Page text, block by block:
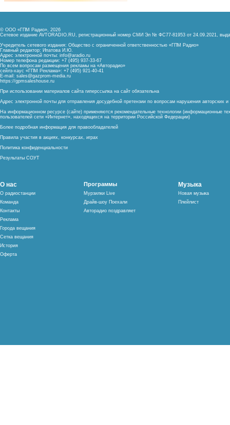
© ООО «ГПМ Радио», 2026
Сетевое издание AVTORADIO.RU, регистрационный номер СМИ Эл № ФС77-81953 от 24.09.2021,
Учредитель сетевого издания: Общество с ограниченной ответственностью «ГПМ Радио»
Главный редактор: Ипатова И.Ю.
Адрес электронной почты: info@aradio.ru
Номер телефона редакции: +7 (495) 937-33-67
По всем вопросам размещения рекламы на «Авторадио»
сейлз-хаус «ГПМ Реклама»: +7 (495) 921-40-41
E-mail: sales@gazprom-media.ru
https://gpmsaleshouse.ru
При использовании материалов сайта гиперссылка на сайт обязательна
Адрес электронной почты для отправления досудебной претензии по вопросам нарушения авторских
На информационном ресурсе (сайте) применяются рекомендательные технологии (информационные
пользователей сети «Интернет», находящихся на территории Российской Федерации)
Более подробная информация для правообладателей
Правила участия в акциях, конкурсах, играх
Политика конфиденциальности
Результаты СОУТ
О нас
О радиостанции
Команда
Контакты
Реклама
Города вещания
Сетка вещания
История
Оферта
Программы
Мурзилки Live
Драйв-шоу Поехали
Авторадио поздравляет
Музыка
Новая музыка
Плейлист